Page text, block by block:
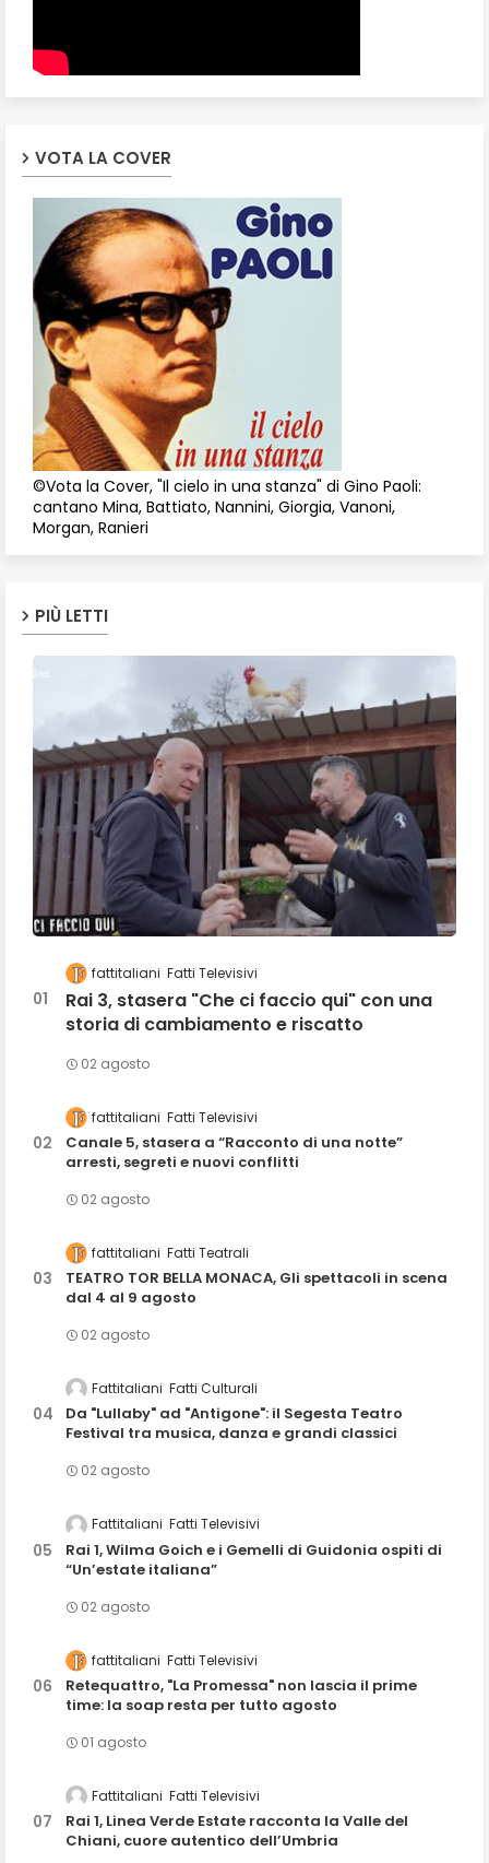
VOTA LA COVER
©Vota la Cover, "Il cielo in una stanza" di Gino Paoli:
cantano Mina, Battiato, Nannini, Giorgia, Vanoni,
Morgan, Ranieri
PIÙ LETTI
fattitaliani Fatti Televisivi
Rai 3, stasera "Che ci faccio qui" con una
storia di cambiamento e riscatto
02 agosto
fattitaliani Fatti Televisivi
Canale 5, stasera a “Racconto di una notte”
arresti, segreti e nuovi conflitti
02 agosto
fattitaliani Fatti Teatrali
TEATRO TOR BELLA MONACA, Gli spettacoli in scena
dal 4 al 9 agosto
02 agosto
Fattitaliani Fatti Culturali
Da "Lullaby" ad "Antigone": il Segesta Teatro
Festival tra musica, danza e grandi classici
02 agosto
Fattitaliani Fatti Televisivi
Rai 1, Wilma Goich e i Gemelli di Guidonia ospiti di
“Un’estate italiana”
02 agosto
fattitaliani Fatti Televisivi
Retequattro, "La Promessa" non lascia il prime
time: la soap resta per tutto agosto
01 agosto
Fattitaliani Fatti Televisivi
Rai 1, Linea Verde Estate racconta la Valle del
Chiani, cuore autentico dell’Umbria